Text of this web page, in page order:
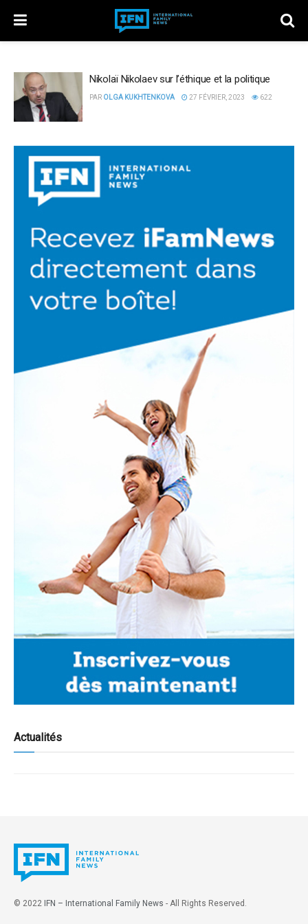
Nikolaï Nikolaev sur l’éthique et la politique
PAR OLGA KUKHTENKOVA 27 FÉVRIER, 2023 622
Actualités
© 2022 IFN – International Family News - All Rights Reserved.